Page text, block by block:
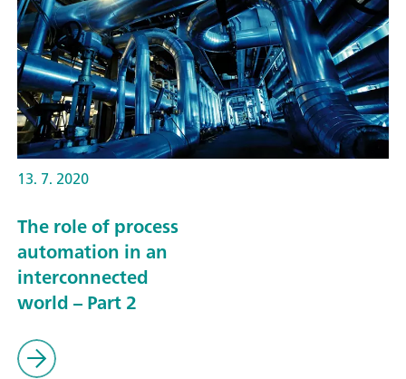
13. 7. 2020
The role of process
automation in an
interconnected
world – Part 2